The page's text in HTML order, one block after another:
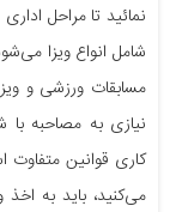
نمائید تا مراحل
شامل انواع ویزا
مسابقات ورزشی و
نیازی به مصاحبه
کاری قوانین
می‌کنید، باید به اخذ